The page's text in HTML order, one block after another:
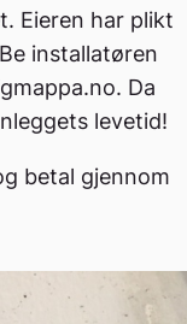
Eieren har plikt
installatøren
Da
levetid!
betal gjennom